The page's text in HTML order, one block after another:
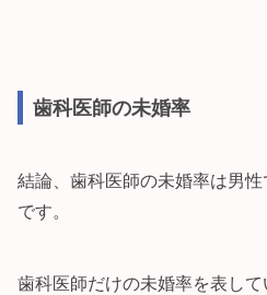
歯科医師の未婚率
結論、歯科医師の未婚率は男
です。
歯科医師だけの未婚率を表し